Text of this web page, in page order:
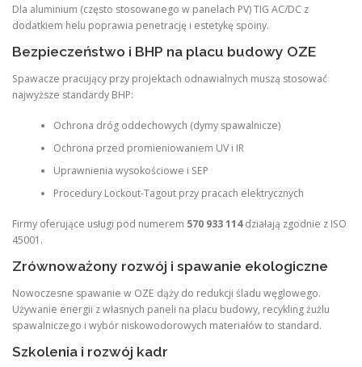
Dla aluminium (często stosowanego w panelach PV) TIG AC/DC z
dodatkiem helu poprawia penetrację i estetykę spoiny.
Bezpieczeństwo i BHP na placu budowy OZE
Spawacze pracujący przy projektach odnawialnych muszą stosować
najwyższe standardy BHP:
Ochrona dróg oddechowych (dymy spawalnicze)
Ochrona przed promieniowaniem UV i IR
Uprawnienia wysokościowe i SEP
Procedury Lockout-Tagout przy pracach elektrycznych
Firmy oferujące usługi pod numerem 570 933 114działają zgodnie z ISO
45001.
Zrównoważony rozwój i spawanie ekologiczne
Nowoczesne spawanie w OZE dąży do redukcji śladu węglowego.
Używanie energii z własnych paneli na placu budowy, recykling żużlu
spawalniczego i wybór niskowodorowych materiałów to standard.
Szkolenia i rozwój kadr